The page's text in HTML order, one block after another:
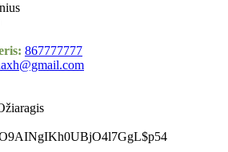
867777777